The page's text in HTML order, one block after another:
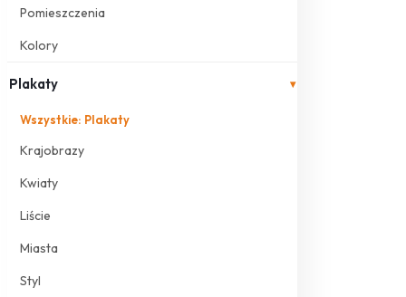
Pomieszczenia
Kolory
Plakaty ▾
Wszystkie: Plakaty
Krajobrazy
Kwiaty
Liście
Miasta
Styl